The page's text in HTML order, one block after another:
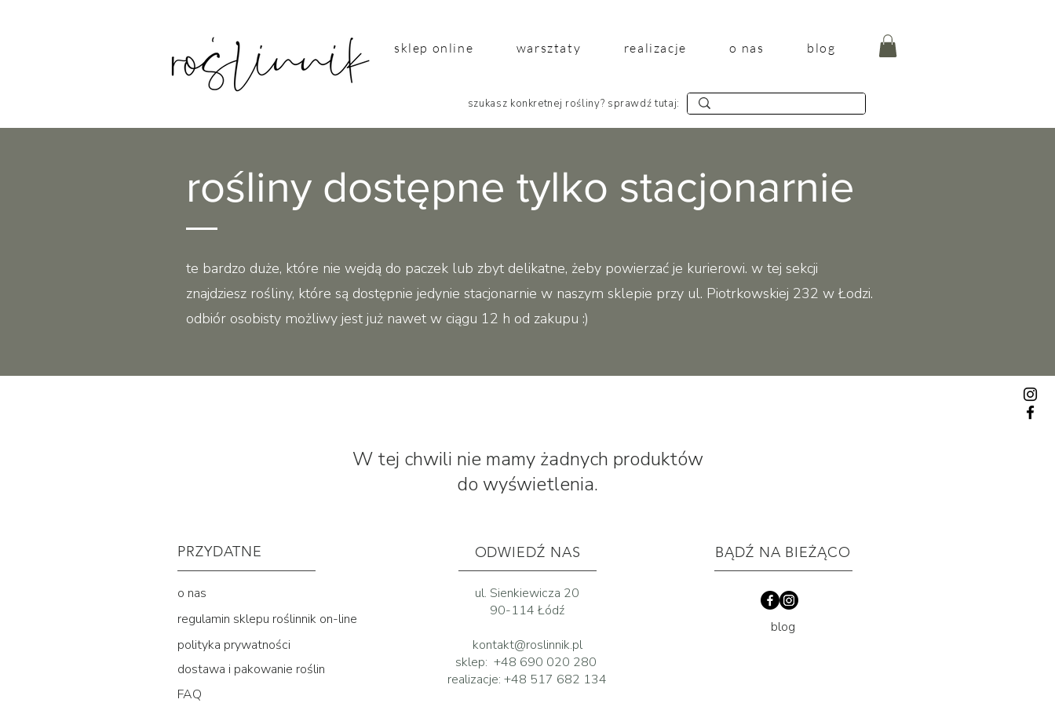
sklep online warsztaty realizacje o nas blog
szukasz konkretnej rośliny? sprawdź tutaj:
rośliny dostępne tylko stacjonarnie
te bardzo duże, które nie wejdą do paczek lub zbyt delikatne, żeby powierzać je kurierowi. w tej sekcji
znajdziesz rośliny, które są dostępnie jedynie stacjonarnie w naszym sklepie przy ul. Piotrkowskiej 232 w Łodzi.
odbiór osobisty możliwy jest już nawet w ciągu 12 h od zakupu :)
W tej chwili nie mamy żadnych produktów
do wyświetlenia.
PRZYDATNE
o nas
regulamin sklepu roślinnik on-line
polityka prywatności
dostawa i pakowanie roślin
FAQ
ODWIEDŹ NAS
ul. Sienkiewicza 20
90-114 Łódź
kontakt@roslinnik.pl
sklep: +48 690 020 280
realizacje: +48 517 682 134
BĄDŹ NA BIEŻĄCO
blog